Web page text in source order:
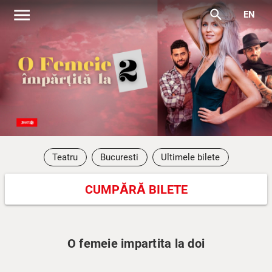
menu search EN
Teatru Bucuresti Ultimele bilete
CUMPĂRĂ BILETE
O femeie impartita la doi